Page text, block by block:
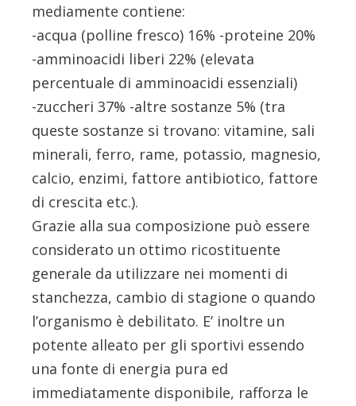
mediamente contiene:
-acqua (polline fresco) 16% -proteine 20%
-amminoacidi liberi 22% (elevata
percentuale di amminoacidi essenziali)
-zuccheri 37% -altre sostanze 5% (tra
queste sostanze si trovano: vitamine, sali
minerali, ferro, rame, potassio, magnesio,
calcio, enzimi, fattore antibiotico, fattore
di crescita etc.).
Grazie alla sua composizione può essere
considerato un ottimo ricostituente
generale da utilizzare nei momenti di
stanchezza, cambio di stagione o quando
l’organismo è debilitato. E’ inoltre un
potente alleato per gli sportivi essendo
una fonte di energia pura ed
immediatamente disponibile, rafforza le